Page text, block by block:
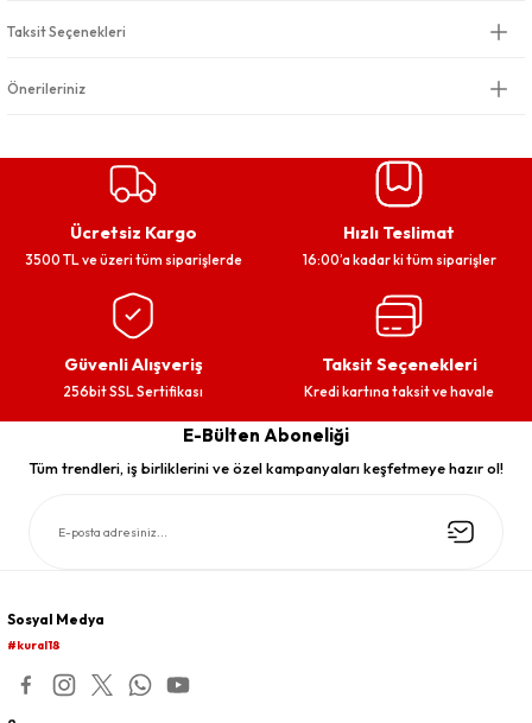
Taksit Seçenekleri
Önerileriniz
Ücretsiz Kargo
3500 TL ve üzeri tüm siparişlerde
Hızlı Teslimat
16:00’a kadar ki tüm siparişler
Güvenli Alışveriş
256bit SSL Sertifikası
Taksit Seçenekleri
Kredi kartına taksit ve havale
E-Bülten Aboneliği
Tüm trendleri, iş birliklerini ve özel kampanyaları keşfetmeye hazır ol!
Sosyal Medya
#kural18